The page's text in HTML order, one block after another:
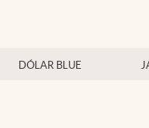
DÓLAR BLUE